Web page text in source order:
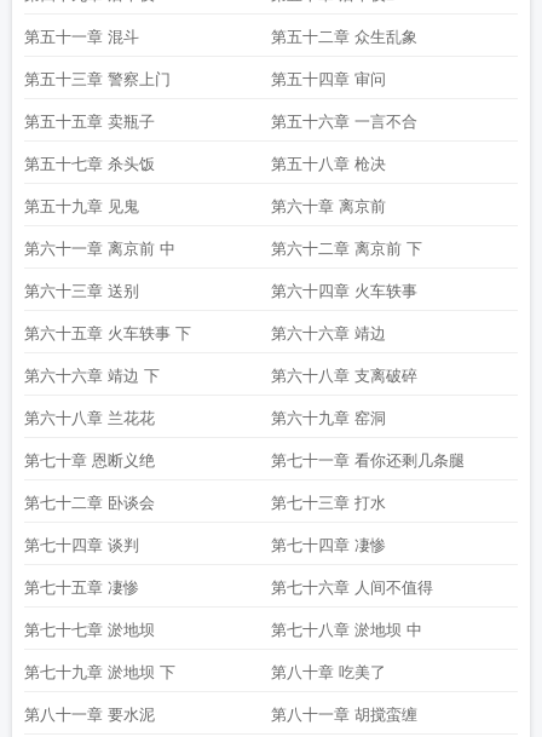
第五十一章 混斗 第五十二章 众生乱象
第五十三章 警察上门 第五十四章 审问
第五十五章 卖瓶子 第五十六章 一言不合
第五十七章 杀头饭 第五十八章 枪决
第五十九章 见鬼 第六十章 离京前
第六十一章 离京前 中 第六十二章 离京前 下
第六十三章 送别 第六十四章 火车轶事
第六十五章 火车轶事 下 第六十六章 靖边
第六十六章 靖边 下 第六十八章 支离破碎
第六十八章 兰花花 第六十九章 窑洞
第七十章 恩断义绝 第七十一章 看你还剩几条腿
第七十二章 卧谈会 第七十三章 打水
第七十四章 谈判 第七十四章 凄惨
第七十五章 凄惨 第七十六章 人间不值得
第七十七章 淤地坝 第七十八章 淤地坝 中
第七十九章 淤地坝 下 第八十章 吃美了
第八十一章 要水泥 第八十一章 胡搅蛮缠